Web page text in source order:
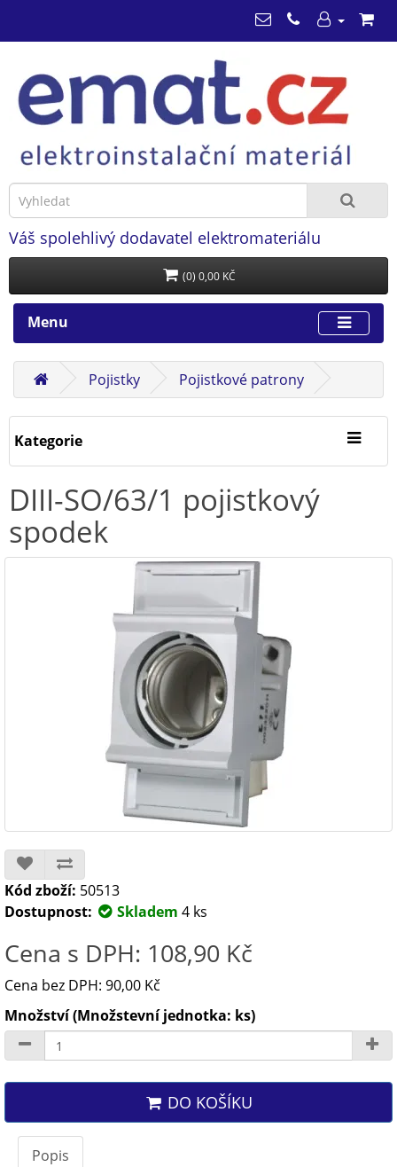
Váš spolehlivý dodavatel elektromateriálu
(0) 0,00 KČ
Menu
Pojistky Pojistkové patrony
Kategorie
DIII-SO/63/1 pojistkový
spodek
Kód zboží: 50513
Dostupnost:
Skladem 4 ks
Cena s DPH: 108,90 Kč
Cena bez DPH: 90,00 Kč
Množství (Množstevní jednotka: ks)
DO KOŠÍKU
Popis